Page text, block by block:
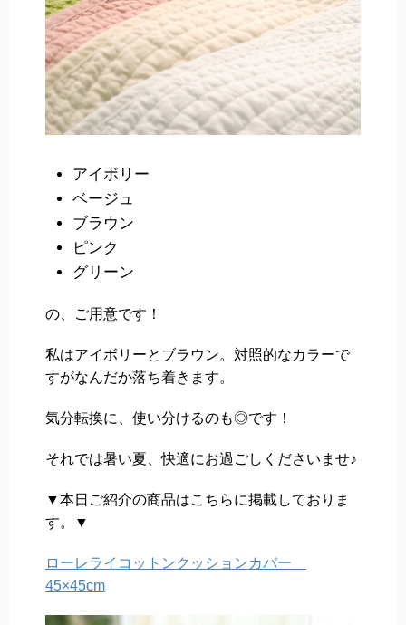
アイボリー
ベージュ
ブラウン
ピンク
グリーン
の、ご用意です！
私はアイボリーとブラウン。対照的なカラーで
すがなんだか落ち着きます。
気分転換に、使い分けるのも◎です！
それでは暑い夏、快適にお過ごしくださいませ♪
▼本日ご紹介の商品はこちらに掲載しておりま
す。▼
ローレライコットンクッションカバー
45×45cm